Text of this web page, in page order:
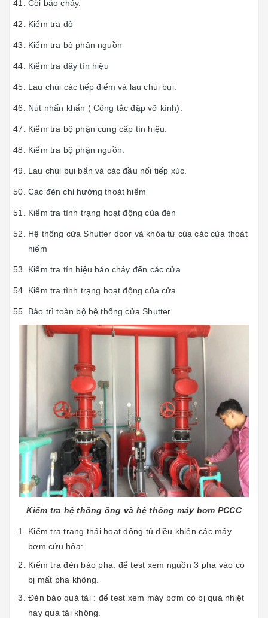
Còi báo cháy.
Kiểm tra độ
Kiểm tra bộ phận nguồn
Kiểm tra dây tín hiệu
Lau chùi các tiếp điểm và lau chùi bụi.
Nút nhấn khẩn ( Công tắc đập vỡ kính).
Kiểm tra bộ phận cung cấp tín hiệu.
Kiểm tra bộ phận nguồn.
Lau chùi bụi bẩn và các đầu nối tiếp xúc.
Các đèn chỉ hướng thoát hiểm
Kiểm tra tình trạng hoạt động của đèn
Hệ thống cửa Shutter door và khóa từ của các cửa thoát
hiểm
Kiểm tra tín hiệu báo cháy đến các cửa
Kiểm tra tình trạng hoạt động của cửa
Bảo trì toàn bộ hệ thống cửa Shutter
Kiểm tra hệ thống ống và hệ thống máy bơm PCCC
Kiểm tra trạng thái hoạt động tủ điều khiển các máy
bơm cứu hỏa:
Kiểm tra đèn báo pha: để test xem nguồn 3 pha vào có
bị mất pha không.
Đèn báo quá tải : để test xem máy bơm có bị quá nhiệt
hay quá tải không.